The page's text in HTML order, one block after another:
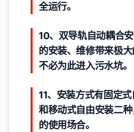
全运行。
10、双导轨自动耦合
的安装、维修带来极
不必为此进入污水坑。
11、安装方式有固定
和移动式自由安装二
的使用场合。